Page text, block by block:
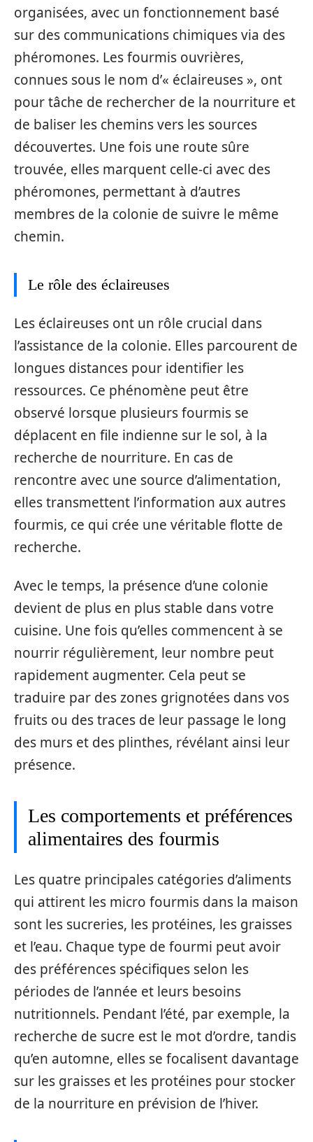
organisées, avec un fonctionnement basé
sur des communications chimiques via des
phéromones. Les fourmis ouvrières,
connues sous le nom d’« éclaireuses », ont
pour tâche de rechercher de la nourriture et
de baliser les chemins vers les sources
découvertes. Une fois une route sûre
trouvée, elles marquent celle-ci avec des
phéromones, permettant à d’autres
membres de la colonie de suivre le même
chemin.
Le rôle des éclaireuses
Les éclaireuses ont un rôle crucial dans
l’assistance de la colonie. Elles parcourent de
longues distances pour identifier les
ressources. Ce phénomène peut être
observé lorsque plusieurs fourmis se
déplacent en file indienne sur le sol, à la
recherche de nourriture. En cas de
rencontre avec une source d’alimentation,
elles transmettent l’information aux autres
fourmis, ce qui crée une véritable flotte de
recherche.
Avec le temps, la présence d’une colonie
devient de plus en plus stable dans votre
cuisine. Une fois qu’elles commencent à se
nourrir régulièrement, leur nombre peut
rapidement augmenter. Cela peut se
traduire par des zones grignotées dans vos
fruits ou des traces de leur passage le long
des murs et des plinthes, révélant ainsi leur
présence.
Les comportements et préférences
alimentaires des fourmis
Les quatre principales catégories d’aliments
qui attirent les micro fourmis dans la maison
sont les sucreries, les protéines, les graisses
et l’eau. Chaque type de fourmi peut avoir
des préférences spécifiques selon les
périodes de l’année et leurs besoins
nutritionnels. Pendant l’été, par exemple, la
recherche de sucre est le mot d’ordre, tandis
qu’en automne, elles se focalisent davantage
sur les graisses et les protéines pour stocker
de la nourriture en prévision de l’hiver.